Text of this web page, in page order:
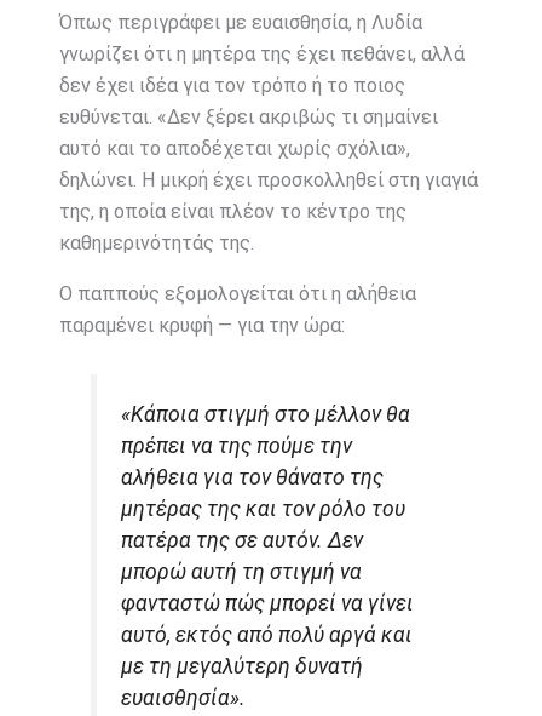
Όπως περιγράφει με ευαισθησία, η Λυδία
γνωρίζει ότι η μητέρα της έχει πεθάνει, αλλά
δεν έχει ιδέα για τον τρόπο ή το ποιος
ευθύνεται. «Δεν ξέρει ακριβώς τι σημαίνει
αυτό και το αποδέχεται χωρίς σχόλια»,
δηλώνει. Η μικρή έχει προσκολληθεί στη γιαγιά
της, η οποία είναι πλέον το κέντρο της
καθημερινότητάς της.
Ο παππούς εξομολογείται ότι η αλήθεια
παραμένει κρυφή — για την ώρα:
«Κάποια στιγμή στο μέλλον θα
πρέπει να της πούμε την
αλήθεια για τον θάνατο της
μητέρας της και τον ρόλο του
πατέρα της σε αυτόν. Δεν
μπορώ αυτή τη στιγμή να
φανταστώ πώς μπορεί να γίνει
αυτό, εκτός από πολύ αργά και
με τη μεγαλύτερη δυνατή
ευαισθησία».